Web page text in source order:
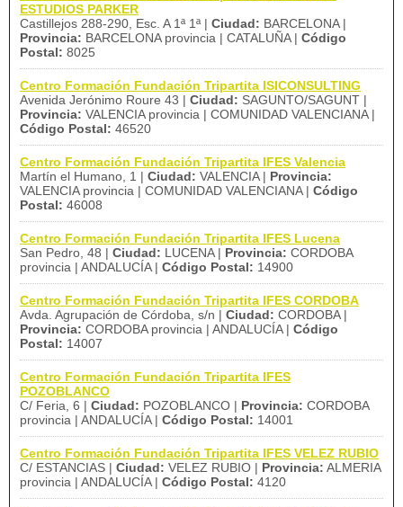
ESTUDIOS PARKER
Castillejos 288-290, Esc. A 1ª 1ª | Ciudad: BARCELONA |
Provincia: BARCELONA provincia | CATALUÑA | Código
Postal: 8025
Centro Formación Fundación Tripartita ISICONSULTING
Avenida Jerónimo Roure 43 | Ciudad: SAGUNTO/SAGUNT |
Provincia: VALENCIA provincia | COMUNIDAD VALENCIANA |
Código Postal: 46520
Centro Formación Fundación Tripartita IFES Valencia
Martín el Humano, 1 | Ciudad: VALENCIA | Provincia:
VALENCIA provincia | COMUNIDAD VALENCIANA | Código
Postal: 46008
Centro Formación Fundación Tripartita IFES Lucena
San Pedro, 48 | Ciudad: LUCENA | Provincia: CORDOBA
provincia | ANDALUCÍA | Código Postal: 14900
Centro Formación Fundación Tripartita IFES CORDOBA
Avda. Agrupación de Córdoba, s/n | Ciudad: CORDOBA |
Provincia: CORDOBA provincia | ANDALUCÍA | Código
Postal: 14007
Centro Formación Fundación Tripartita IFES
POZOBLANCO
C/ Feria, 6 | Ciudad: POZOBLANCO | Provincia: CORDOBA
provincia | ANDALUCÍA | Código Postal: 14001
Centro Formación Fundación Tripartita IFES VELEZ RUBIO
C/ ESTANCIAS | Ciudad: VELEZ RUBIO | Provincia: ALMERIA
provincia | ANDALUCÍA | Código Postal: 4120